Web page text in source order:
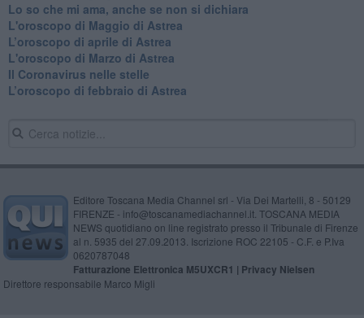
​Lo so che mi ama, anche se non si dichiara
L'oroscopo di Maggio di Astrea
​L’oroscopo di aprile di Astrea
L'oroscopo di Marzo di Astrea
Il Coronavirus nelle stelle
​L’oroscopo di febbraio di Astrea
Editore Toscana Media Channel srl - Via Dei Martelli, 8 - 50129
FIRENZE - info@toscanamediachannel.it. TOSCANA MEDIA
NEWS quotidiano on line registrato presso il Tribunale di Firenze
al n. 5935 del 27.09.2013. Iscrizione ROC 22105 - C.F. e P.Iva
0620787048
Fatturazione Elettronica M5UXCR1 | Privacy Nielsen
Direttore responsabile Marco Migli